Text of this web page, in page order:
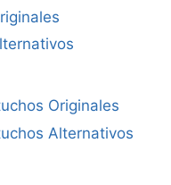
Originales
Alternativos